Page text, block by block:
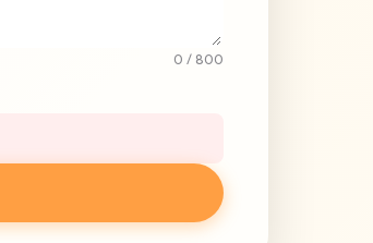
0 / 800